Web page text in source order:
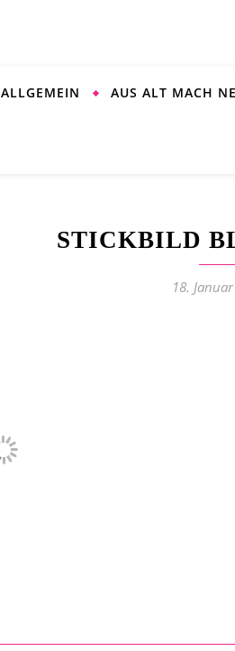
ALLGEMEIN AUS ALT MACH
STICKBILD
18.